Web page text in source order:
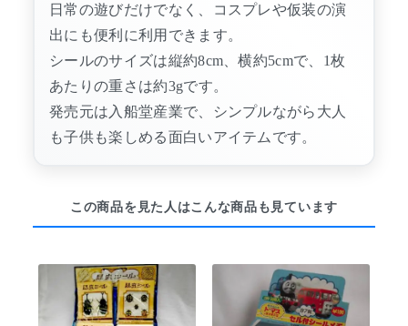
日常の遊びだけでなく、コスプレや仮装の演
出にも便利に利用できます。
シールのサイズは縦約8cm、横約5cmで、1枚
あたりの重さは約3gです。
発売元は入船堂産業で、シンプルながら大人
も子供も楽しめる面白いアイテムです。
この商品を見た人はこんな商品も見ています